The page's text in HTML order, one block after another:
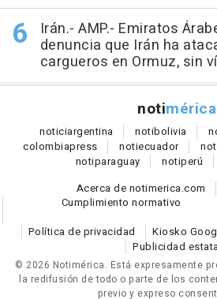
Irán.- AMP.- Emiratos
denuncia que Irán ha
cargueros en Ormuz, sin
notimérica
noticiargentina notibolivia
colombiapress notiecuador
notiparaguay notiperú
Acerca de notimerica.com
Cumplimiento normativo
Política de privacidad
Kiosko
Publicidad
© 2026 Notimérica. Está expresamente
la redifusión de todo o parte de los
previo y expreso